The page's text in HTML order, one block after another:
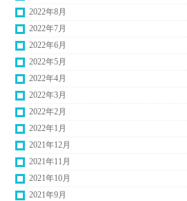
2022年8月
2022年7月
2022年6月
2022年5月
2022年4月
2022年3月
2022年2月
2022年1月
2021年12月
2021年11月
2021年10月
2021年9月